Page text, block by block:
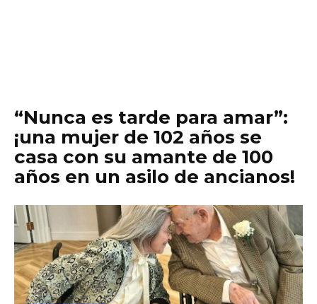
“Nunca es tarde para amar”:
¡una mujer de 102 años se
casa con su amante de 100
años en un asilo de ancianos!